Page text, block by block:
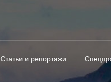
Статьи и репортажи